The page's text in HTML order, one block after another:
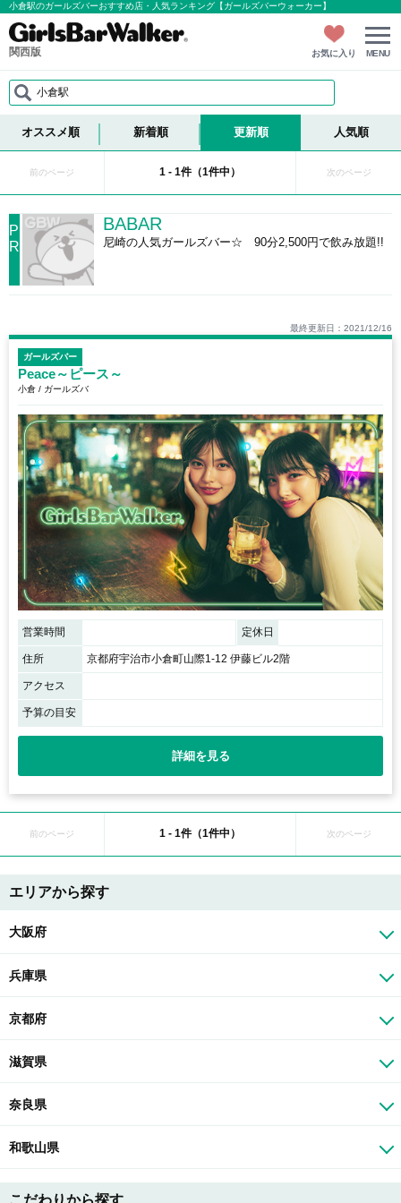
小倉駅のガールズバーおすすめ店・人気ランキング【ガールズバーウォーカー】
関西版 お気に入り MENU
小倉駅
オススメ順 新着順 更新順 人気順
前のページ 1 - 1件（1件中） 次のページ
P
R
BABAR
尼崎の人気ガールズバー☆ 90分2,500円で飲み放題!!
最終更新日：2021/12/16
ガールズバー
Peace～ピース～
小倉 / ガールズバ
営業時間 定休日
住所 京都府宇治市小倉町山際1-12 伊藤ビル2階
アクセス
予算の目安
詳細を見る
前のページ 1 - 1件（1件中） 次のページ
エリアから探す
大阪府
兵庫県
京都府
滋賀県
奈良県
和歌山県
こだわりから探す